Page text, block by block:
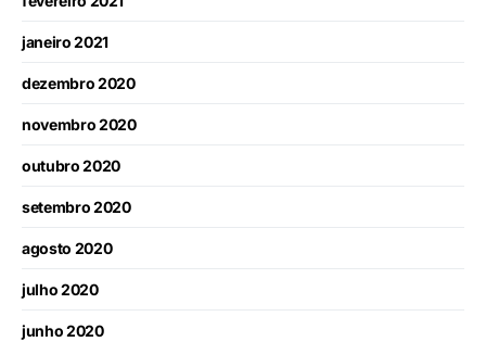
janeiro 2021
dezembro 2020
novembro 2020
outubro 2020
setembro 2020
agosto 2020
julho 2020
junho 2020